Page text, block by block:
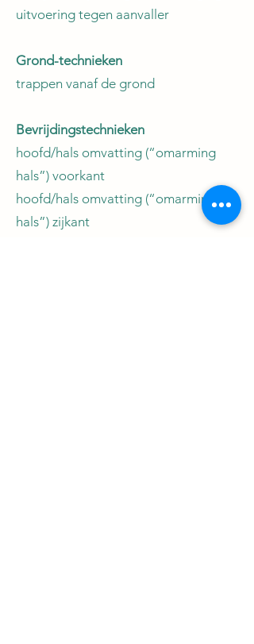
uitvoering tegen aanvaller
Grond-technieken
trappen vanaf de grond
Bevrijdingstechnieken
hoofd/hals omvatting (“omarming
hals”) voorkant
hoofd/hals omvatting (“omarming
hals”) zijkant